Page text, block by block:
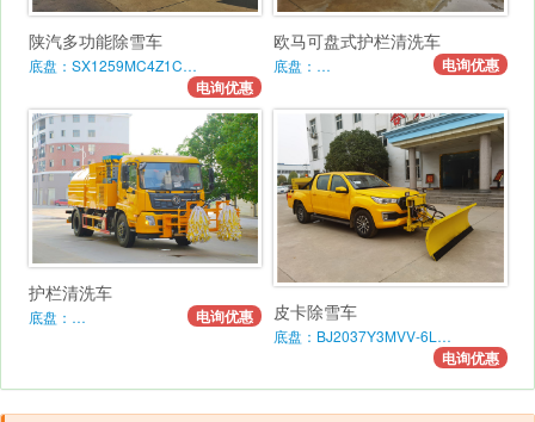
陕汽多功能除雪车
底盘：SX1259MC4Z1C…
电询优惠
欧马可盘式护栏清洗车
底盘：… 电询优惠
护栏清洗车
底盘：… 电询优惠 皮卡除雪车
底盘：BJ2037Y3MVV-6L…
电询优惠